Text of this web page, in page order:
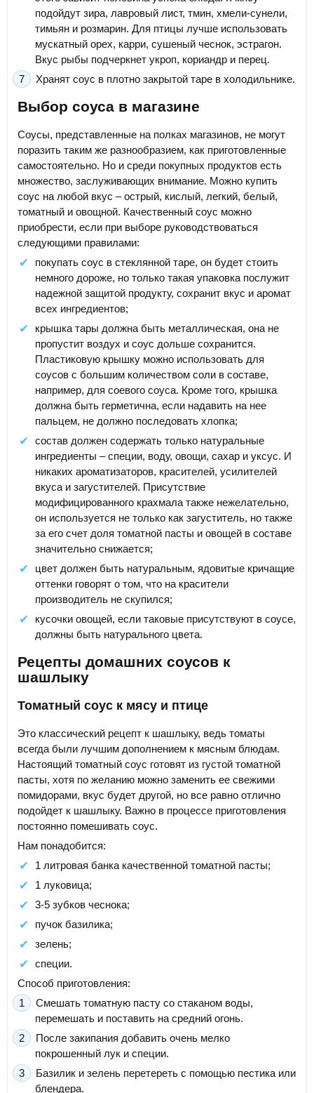
подойдут зира, лавровый лист, тмин, хмели-сунели,
тимьян и розмарин. Для птицы лучше использовать
мускатный орех, карри, сушеный чеснок, эстрагон.
Вкус рыбы подчеркнет укроп, кориандр и перец.
Хранят соус в плотно закрытой таре в холодильнике.
Выбор соуса в магазине
Соусы, представленные на полках магазинов, не могут
поразить таким же разнообразием, как приготовленные
самостоятельно. Но и среди покупных продуктов есть
множество, заслуживающих внимание. Можно купить
соус на любой вкус – острый, кислый, легкий, белый,
томатный и овощной. Качественный соус можно
приобрести, если при выборе руководствоваться
следующими правилами:
покупать соус в стеклянной таре, он будет стоить
немного дороже, но только такая упаковка послужит
надежной защитой продукту, сохранит вкус и аромат
всех ингредиентов;
крышка тары должна быть металлическая, она не
пропустит воздух и соус дольше сохранится.
Пластиковую крышку можно использовать для
соусов с большим количеством соли в составе,
например, для соевого соуса. Кроме того, крышка
должна быть герметична, если надавить на нее
пальцем, не должно последовать хлопка;
состав должен содержать только натуральные
ингредиенты – специи, воду, овощи, сахар и уксус. И
никаких ароматизаторов, красителей, усилителей
вкуса и загустителей. Присутствие
модифицированного крахмала также нежелательно,
он используется не только как загуститель, но также
за его счет доля томатной пасты и овощей в составе
значительно снижается;
цвет должен быть натуральным, ядовитые кричащие
оттенки говорят о том, что на красители
производитель не скупился;
кусочки овощей, если таковые присутствуют в соусе,
должны быть натурального цвета.
Рецепты домашних соусов к
шашлыку
Томатный соус к мясу и птице
Это классический рецепт к шашлыку, ведь томаты
всегда были лучшим дополнением к мясным блюдам.
Настоящий томатный соус готовят из густой томатной
пасты, хотя по желанию можно заменить ее свежими
помидорами, вкус будет другой, но все равно отлично
подойдет к шашлыку. Важно в процессе приготовления
постоянно помешивать соус.
Нам понадобится:
1 литровая банка качественной томатной пасты;
1 луковица;
3-5 зубков чеснока;
пучок базилика;
зелень;
специи.
Способ приготовления:
Смешать томатную пасту со стаканом воды,
перемешать и поставить на средний огонь.
После закипания добавить очень мелко
покрошенный лук и специи.
Базилик и зелень перетереть с помощью пестика или
блендера.